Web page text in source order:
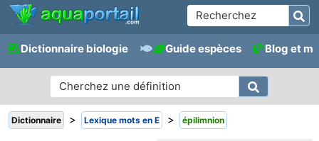
Dictionnaire biologie Guide espèces Blog et
Dictionnaire > Lexique mots en E > épilimnion